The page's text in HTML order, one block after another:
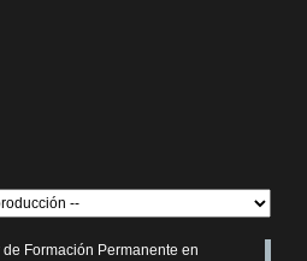
de Formación Permanente en